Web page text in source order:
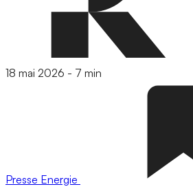
18 mai 2026 - 7 min
Presse Energie